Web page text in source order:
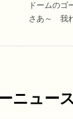
ドームのゴ
さあ～ 我
ニュース